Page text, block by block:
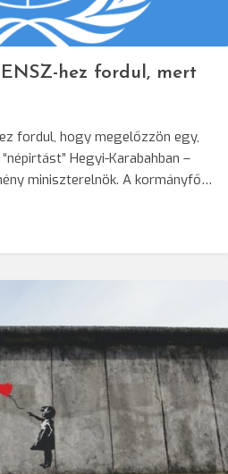
hez fordul, mert
fordul, hogy megelőzzön egy,
Hegyi-Karabahban –
miniszterelnök. A kormányfő…